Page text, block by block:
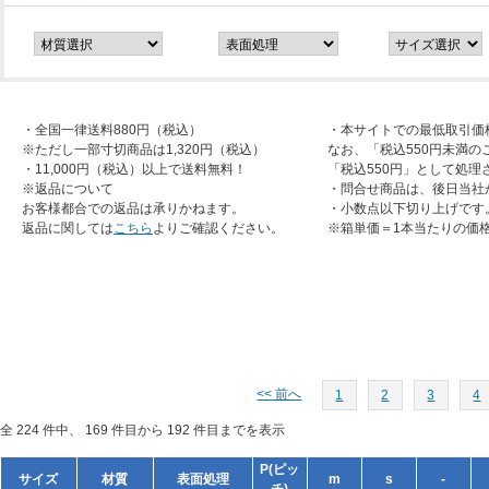
・全国一律送料880円（税込）
※ただし一部寸切商品は1,320円（税込）
・11,000円（税込）以上で送料無料！
※返品について
お客様都合での返品は承りかねます。
返品に関してはこちら よりご確認ください。
・本サイトでの最低取引
なお、「税込550円未満の
「税込550円」として処
・問合せ商品は、後日当
・小数点以下切り上げです
※箱単価＝1本当たりの価
<< 前へ 1 2 3 4
全 224 件中、 169 件目から 192 件目までを表示
サイズ 材質 表面処理
P(ピッ
m s -